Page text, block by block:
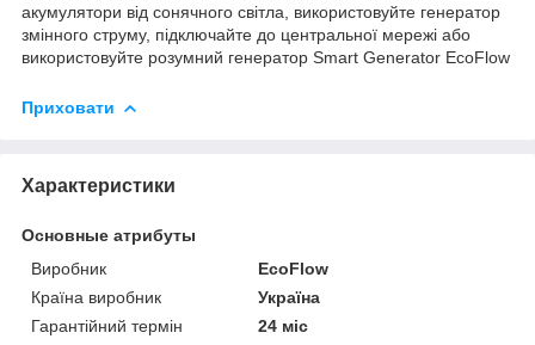
акумулятори від сонячного світла, використовуйте генератор
змінного струму, підключайте до центральної мережі або
використовуйте розумний генератор Smart Generator EcoFlow
Приховати
Характеристики
Основные атрибуты
Виробник
EcoFlow
Країна виробник
Україна
Гарантійний термін
24 міс